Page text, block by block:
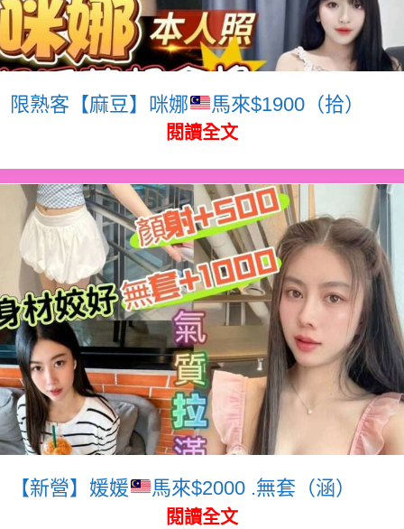
限熟客【麻豆】咪娜 馬來$1900（拾）
閱讀全文
【新營】媛媛 馬來$2000 .無套（涵）
閱讀全文